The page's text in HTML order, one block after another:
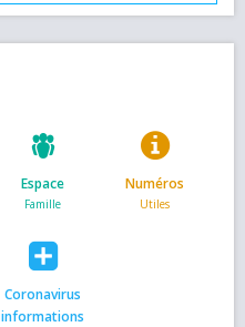
Espace Numéros
Coronavirus
informations